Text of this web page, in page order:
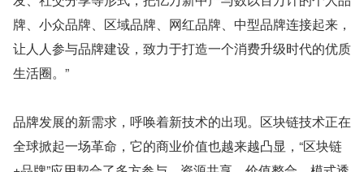
牌、小众品牌、区域品牌、网红品牌、中型品牌连接起来，
让人人参与品牌建设，致力于打造一个消费升级时代的优质
生活圈。”
品牌发展的新需求，呼唤着新技术的出现。区块链技术正在
全球掀起一场革命，它的商业价值也越来越凸显，“区块链